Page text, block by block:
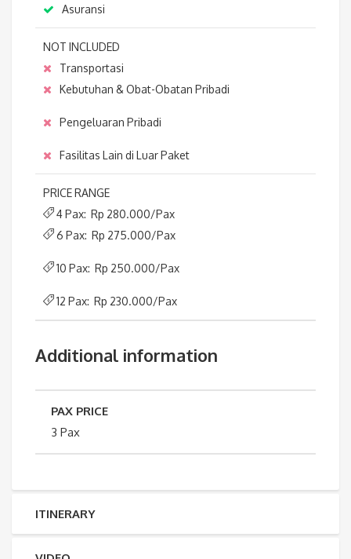
Asuransi
NOT INCLUDED
Transportasi
Kebutuhan & Obat-Obatan Pribadi
Pengeluaran Pribadi
Fasilitas Lain di Luar Paket
PRICE RANGE
4 Pax: Rp 280.000/Pax
6 Pax: Rp 275.000/Pax
10 Pax: Rp 250.000/Pax
12 Pax: Rp 230.000/Pax
Additional information
PAX PRICE
3 Pax
ITINERARY